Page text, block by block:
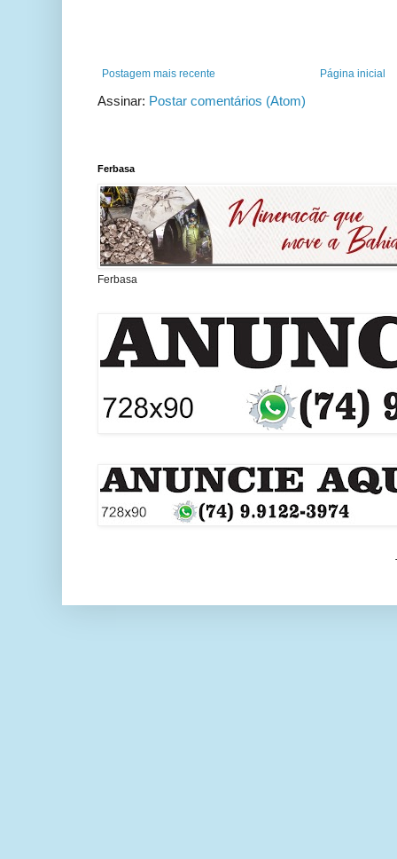
Postagem mais recente Página inicial
Assinar: Postar comentários (Atom)
Ferbasa
Ferbasa